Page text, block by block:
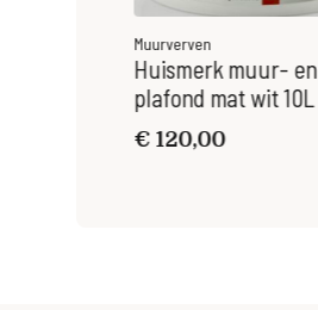
Muurverven
Huismerk muur- en
plafond mat wit 10L
€120,00